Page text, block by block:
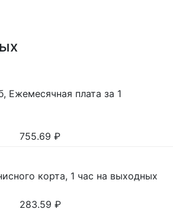
Ежемесячная плата за 1
755.69 ₽
корта, 1 час на выходных
283.59 ₽